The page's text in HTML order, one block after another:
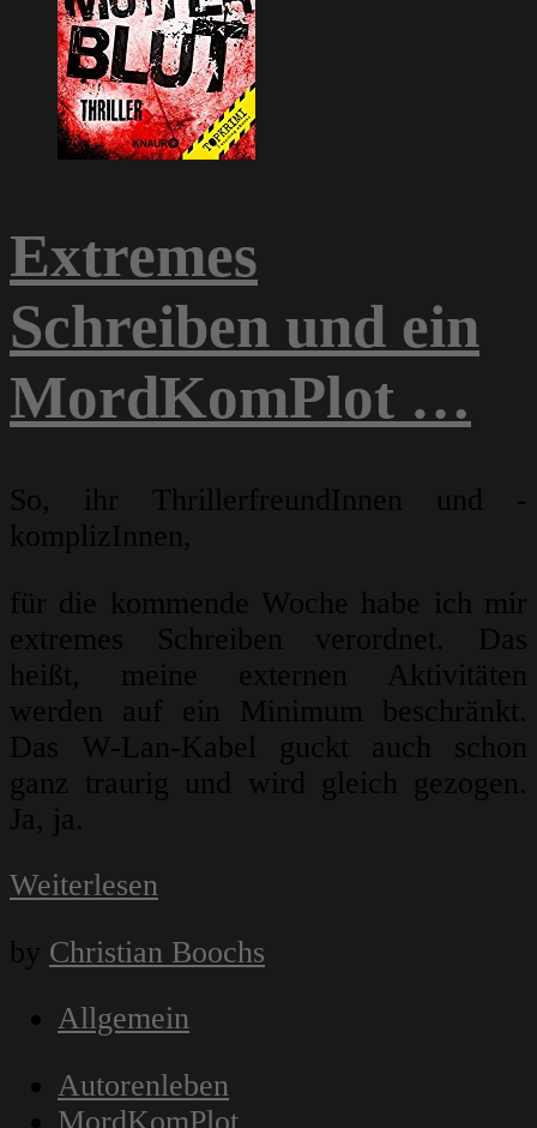
Extremes
Schreiben und ein
MordKomPlot …
So, ihr ThrillerfreundInnen und -
komplizInnen,
für die kommende Woche habe ich mir
extremes Schreiben verordnet. Das
heißt, meine externen Aktivitäten
werden auf ein Minimum beschränkt.
Das W-Lan-Kabel guckt auch schon
ganz traurig und wird gleich gezogen.
Ja, ja.
Weiterlesen
by Christian Boochs
Allgemein
Autorenleben